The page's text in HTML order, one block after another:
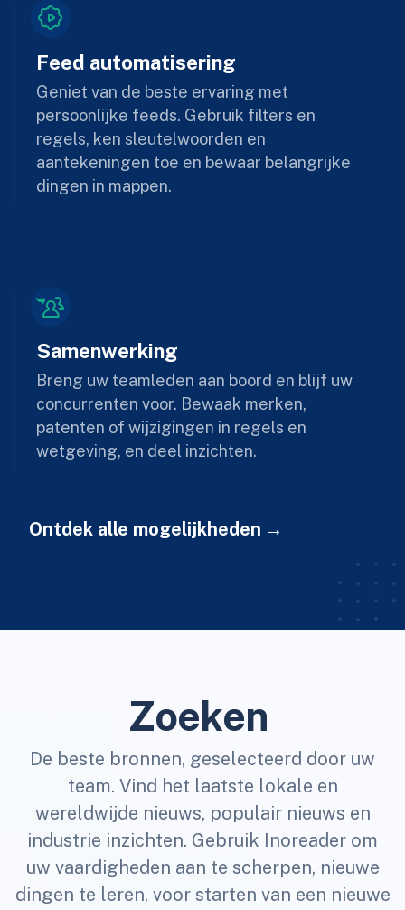
Feed automatisering
Geniet van de beste ervaring met
persoonlijke feeds. Gebruik filters en
regels, ken sleutelwoorden en
aantekeningen toe en bewaar belangrijke
dingen in mappen.
Samenwerking
Breng uw teamleden aan boord en blijf uw
concurrenten voor. Bewaak merken,
patenten of wijzigingen in regels en
wetgeving, en deel inzichten.
Ontdek alle mogelijkheden
Zoeken
De beste bronnen, geselecteerd door uw
team. Vind het laatste lokale en
wereldwijde nieuws, populair nieuws en
industrie inzichten. Gebruik Inoreader om
uw vaardigheden aan te scherpen, nieuwe
dingen te leren, voor starten van een nieuwe